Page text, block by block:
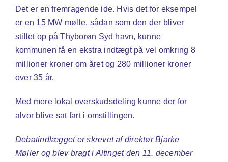
Det er en fremragende ide. Hvis det for eksempel
er en 15 MW mølle, sådan som den der bliver
stillet op på Thyborøn Syd havn, kunne
kommunen få en ekstra indtægt på vel omkring 8
millioner kroner om året og 280 millioner kroner
over 35 år.
Med mere lokal overskudsdeling kunne der for
alvor blive sat fart i omstillingen.
Debatindlægget er skrevet af direktør Bjarke
Møller og blev bragt i Altinget den 11. december